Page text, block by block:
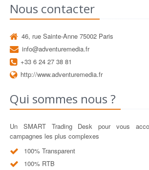
Nous contacter
46, rue Sainte-Anne 75002 Paris
info@adventuremedia.fr
+33 6 24 27 38 81
http://www.adventuremedia.fr
Qui sommes nous ?
Un SMART Trading Desk pour vous
campagnes les plus complexes
100% Transparent
100% RTB